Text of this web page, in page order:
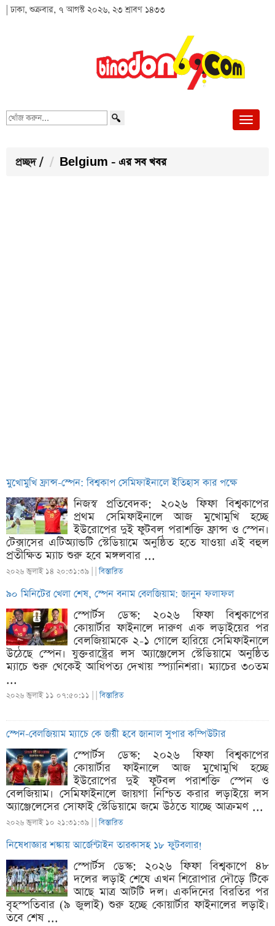
| ঢাকা, শুক্রবার, ৭ আগস্ট ২০২৬, ২৩ শ্রাবণ ১৪৩৩
খোঁজ
প্রচ্ছদ / Belgium - এর সব খবর
মুখোমুখি ফ্রান্স-স্পেন: বিশ্বকাপ সেমিফাইনালে ইতিহাস কার পক্ষে
নিজস্ব প্রতিবেদক: ২০২৬ ফিফা বিশ্বকাপের
প্রথম সেমিফাইনালে আজ মুখোমুখি হচ্ছে
ইউরোপের দুই ফুটবল পরাশক্তি ফ্রান্স ও স্পেন।
টেক্সাসের এটিঅ্যান্ডটি স্টেডিয়ামে অনুষ্ঠিত হতে যাওয়া এই বহুল
প্রতীক্ষিত ম্যাচ শুরু হবে মঙ্গলবার ...
২০২৬ জুলাই ১৪ ২০:৩১:৩৯ | |বিস্তারিত
৯০ মিনিটের খেলা শেষ, স্পেন বনাম বেলজিয়াম: জানুন ফলাফল
স্পোর্টস ডেস্ক: ২০২৬ ফিফা বিশ্বকাপের
কোয়ার্টার ফাইনালে দারুণ এক লড়াইয়ের পর
বেলজিয়ামকে ২-১ গোলে হারিয়ে সেমিফাইনালে
উঠেছে স্পেন। যুক্তরাষ্ট্রের লস অ্যাঞ্জেলেস স্টেডিয়ামে অনুষ্ঠিত
ম্যাচে শুরু থেকেই আধিপত্য দেখায় স্প্যানিশরা। ম্যাচের ৩০তম
...
২০২৬ জুলাই ১১ ০৭:৫০:১১ | |বিস্তারিত
স্পেন-বেলজিয়াম ম্যাচে কে জয়ী হবে জানাল সুপার কম্পিউটার
স্পোর্টস ডেস্ক: ২০২৬ ফিফা বিশ্বকাপের
কোয়ার্টার ফাইনালে আজ মুখোমুখি হচ্ছে
ইউরোপের দুই ফুটবল পরাশক্তি স্পেন ও
বেলজিয়াম। সেমিফাইনালে জায়গা নিশ্চিত করার লড়াইয়ে লস
অ্যাঞ্জেলেসের সোফাই স্টেডিয়ামে জমে উঠতে যাচ্ছে আক্রমণ ...
২০২৬ জুলাই ১০ ২১:৩১:৩৯ | |বিস্তারিত
নিষেধাজ্ঞার শঙ্কায় আর্জেন্টাইন তারকাসহ ১৮ ফুটবলার!
স্পোর্টস ডেস্ক: ২০২৬ ফিফা বিশ্বকাপে ৪৮
দলের লড়াই শেষে এখন শিরোপার দৌড়ে টিকে
আছে মাত্র আটটি দল। একদিনের বিরতির পর
বৃহস্পতিবার (৯ জুলাই) শুরু হচ্ছে কোয়ার্টার ফাইনালের লড়াই।
তবে শেষ ...